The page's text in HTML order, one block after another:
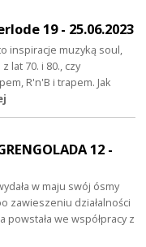
19 - 25.06.2023
inspiracje muzyką soul,
lat 70. i 80., czy
R'n'B i trapem. Jak
12 -
w maju swój ósmy
zawieszeniu działalności
powstała we współpracy z